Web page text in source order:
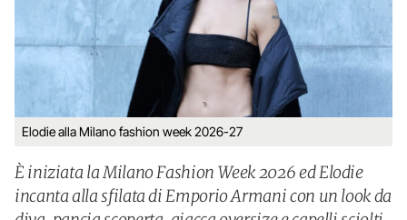
Elodie alla Milano fashion week 2026-27
È iniziata la Milano Fashion Week 2026 ed Elodie
incanta alla sfilata di Emporio Armani con un look da